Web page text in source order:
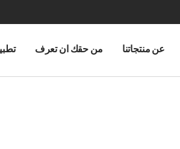
عن منتجاتنا من حقك ان تعرف